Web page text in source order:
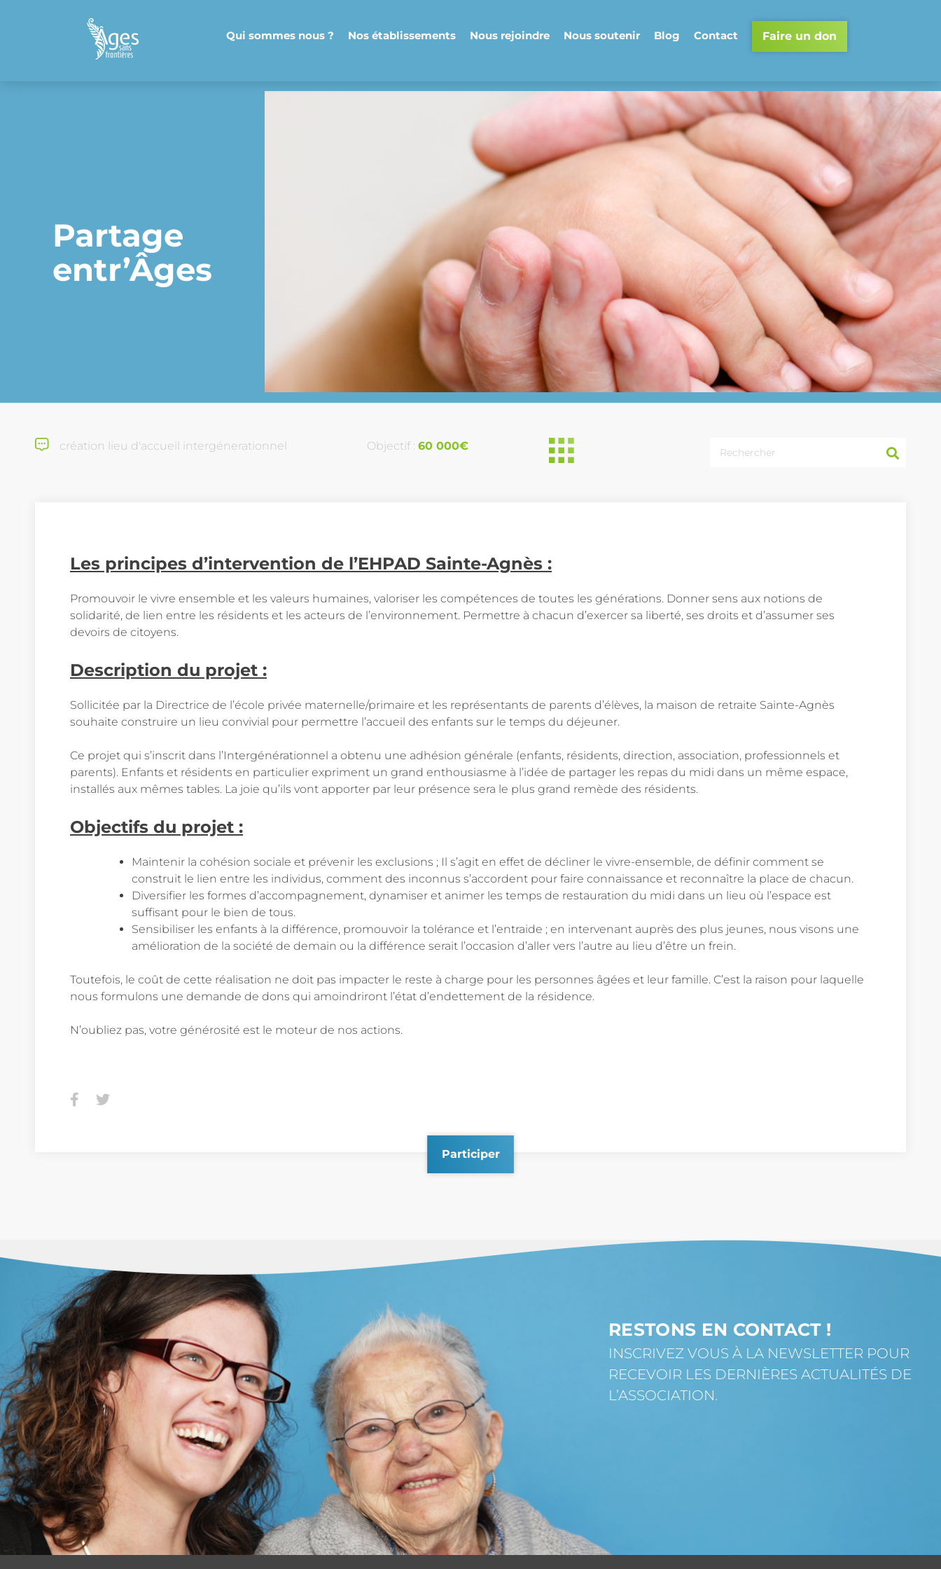
Qui sommes nous ? Nos établissements Nous rejoindre Nous soutenir Blog Contact Faire un don
Partage
entr’Âges
création lieu d'accueil intergénerationnel Objectif :60 000€
Les principes d’intervention de l’EHPAD Sainte-Agnès :
Promouvoir le vivre ensemble et les valeurs humaines, valoriser les compétences de toutes les générations. Donner sens aux notions de
solidarité, de lien entre les résidents et les acteurs de l’environnement. Permettre à chacun d’exercer sa liberté, ses droits et d’assumer ses
devoirs de citoyens.
Description du projet :
Sollicitée par la Directrice de l’école privée maternelle/primaire et les représentants de parents d’élèves, la maison de retraite Sainte-Agnès
souhaite construire un lieu convivial pour permettre l’accueil des enfants sur le temps du déjeuner.
Ce projet qui s’inscrit dans l’Intergénérationnel a obtenu une adhésion générale (enfants, résidents, direction, association, professionnels et
parents). Enfants et résidents en particulier expriment un grand enthousiasme à l’idée de partager les repas du midi dans un même espace,
installés aux mêmes tables. La joie qu’ils vont apporter par leur présence sera le plus grand remède des résidents.
Objectifs du projet :
Maintenir la cohésion sociale et prévenir les exclusions ; Il s’agit en effet de décliner le vivre-ensemble, de définir comment se
construit le lien entre les individus, comment des inconnus s’accordent pour faire connaissance et reconnaître la place de chacun.
Diversifier les formes d’accompagnement, dynamiser et animer les temps de restauration du midi dans un lieu où l’espace est
suffisant pour le bien de tous.
Sensibiliser les enfants à la différence, promouvoir la tolérance et l’entraide ; en intervenant auprès des plus jeunes, nous visons une
amélioration de la société de demain ou la différence serait l’occasion d’aller vers l’autre au lieu d’être un frein.
Toutefois, le coût de cette réalisation ne doit pas impacter le reste à charge pour les personnes âgées et leur famille. C’est la raison pour laquelle
nous formulons une demande de dons qui amoindriront l’état d’endettement de la résidence.
N’oubliez pas, votre générosité est le moteur de nos actions.
Participer
RESTONS EN CONTACT !
INSCRIVEZ VOUS À LA NEWSLETTER POUR
RECEVOIR LES DERNIÈRES ACTUALITÉS DE
L’ASSOCIATION.